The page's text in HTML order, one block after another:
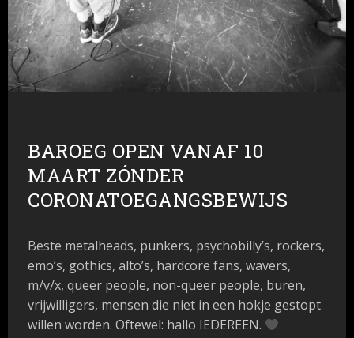
BAROEG OPEN VANAF 10
MAART ZÓNDER
CORONATOEGANGSBEWIJS
Beste metalheads, punkers, psychobilly’s, rockers,
emo’s, gothics, alto’s, hardcore fans, wavers,
m/v/x, queer people, non-queer people, buren,
vrijwilligers, mensen die niet in een hokje gestopt
willen worden. Oftewel: hallo IEDEREEN.